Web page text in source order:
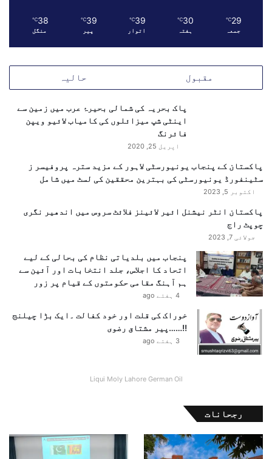
29
℃
جمعہ
30
℃
ہفتہ
39
℃
اتوار
39
℃
پیر
38
℃
منگل
مقبول حالیہ
پاک بحریہ کی شمالی بحیرۂ عرب میں زمین سے
اینٹی شپ میزائلوں کی کامیاب لائیو ویپن
فائرنگ
اپریل 25, 2020
پاکستان کے پنجاب یونیورسٹی لاہور کے مزید سترہ پروفیسر ز
سٹینفورڈ یونیورسٹی کی بہترین محققین کی لسٹ میں شامل
اکتوبر 5, 2023
پاکستان انٹر نیشنل ائیر لائینز فلائٹ سروس میں اندھیر نگری
چوپٹ راج
جولائی 7, 2023
پنجاب میں بلدیاتی نظام کی بحالی کے لیے
اتحاد کا اجلاس، جلد انتخابات اور آئین سے
ہم آہنگ مقامی حکومتوں کے قیام پر زور
4 ہفتے ago
خوراک کی قلت اور خود کفالت ۔ایک بڑا چیلنج
!!……پیر مشتاق رضوی
3 ہفتے ago
Liqui Moly Lahore German Oil
رجحانات